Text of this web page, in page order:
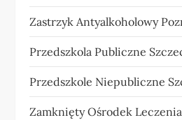
Zastrzyk Antyalkoholowy
Przedszkola Publiczne
Przedszkole Niepubliczne
Zamknięty Ośrodek